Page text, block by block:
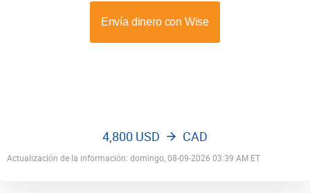
Actualización de la información: domingo, 08-09-2026 03:39 AM ET
4,800 USD CAD